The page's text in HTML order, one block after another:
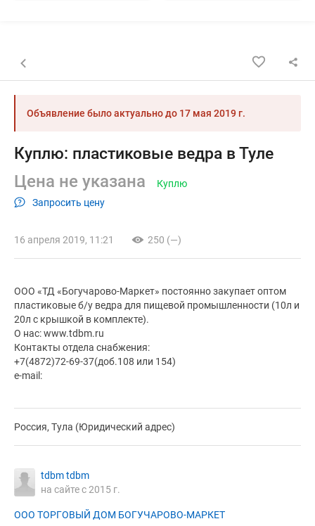
Назад к списку объявлений
Объявление было актуально до 17 мая 2019 г.
Куплю: пластиковые ведра в Туле
Цена не указана
Запросить цену
Куплю
16 апреля 2019, 11:21 250 (—)
ООО «ТД «Богучарово-Маркет» постоянно закупает оптом
пластиковые б/у ведра для пищевой промышленности (10л и
20л с крышкой в комплекте).
О нас: www.tdbm.ru
Контакты отдела снабжения:
+7(4872)72-69-37(доб.108 или 154)
e-mail:
Россия, Тула (Юридический адрес)
tdbm tdbm
на сайте с 2015 г.
ООО ТОРГОВЫЙ ДОМ БОГУЧАРОВО-МАРКЕТ